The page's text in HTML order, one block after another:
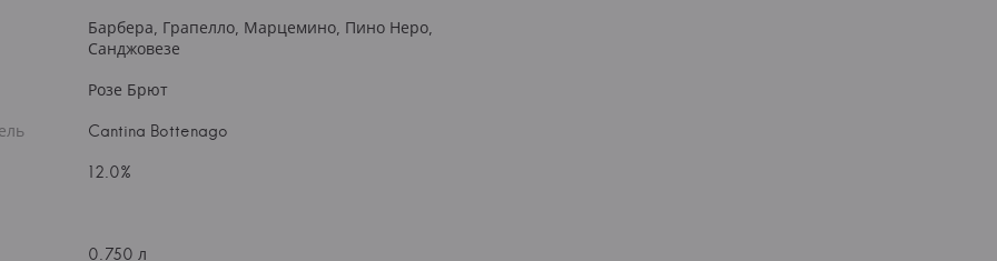
Барбера, Грапелло, Марцемино, Пино Неро,
Санджовезе
Розе Брют
Cantina Bottenago
12.0%
0.750 л